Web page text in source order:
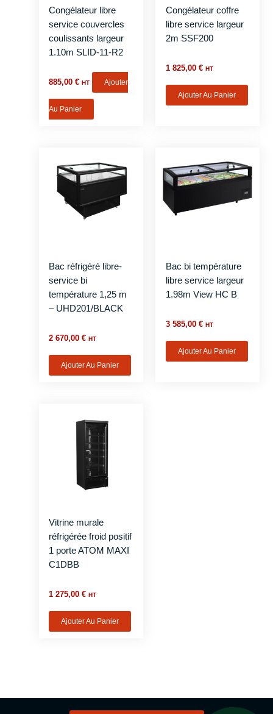
Congélateur libre
service couvercles
coulissants largeur
1.10m SLID-11-R2
885,00€ HT Ajouter
Au Panier
Congélateur coffre
libre service largeur
2m SSF200
1 825,00 € HT
Ajouter Au Panier
Bac réfrigéré libre-
service bi
température 1,25 m
– UHD201/BLACK
2 670,00€ HT
Ajouter Au Panier
Bac bi température
libre service largeur
1.98m View HC B
3 585,00 € HT
Ajouter Au Panier
Vitrine murale
réfrigérée froid positif
1 porte ATOM MAXI
C1DBB
1 275,00€ HT
Ajouter Au Panier